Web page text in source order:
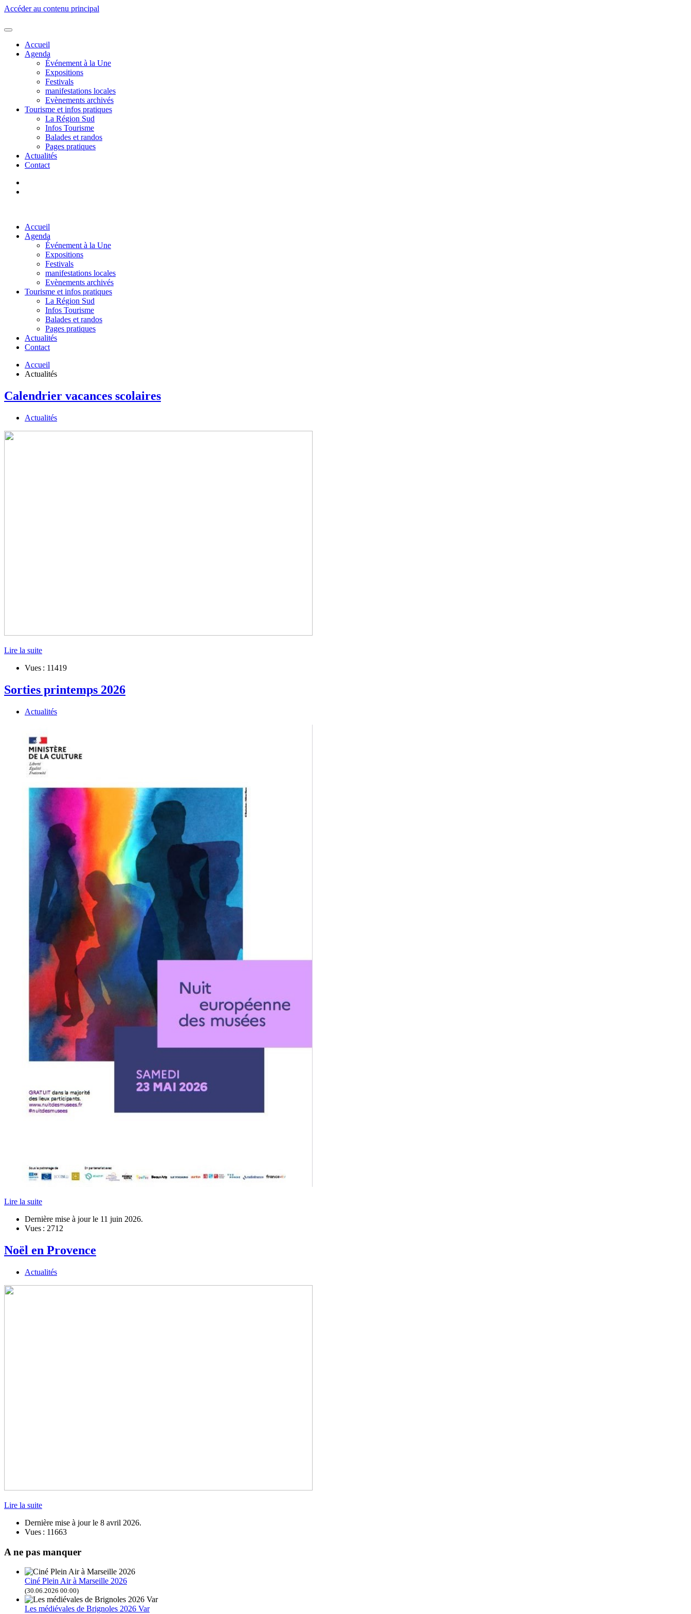
Accéder au contenu principal
Accueil
Agenda
Événement à la Une
Expositions
Festivals
manifestations locales
Evènements archivés
Tourisme et infos pratiques
La Région Sud
Infos Tourisme
Balades et randos
Pages pratiques
Actualités
Contact
Accueil
Agenda
Événement à la Une
Expositions
Festivals
manifestations locales
Evènements archivés
Tourisme et infos pratiques
La Région Sud
Infos Tourisme
Balades et randos
Pages pratiques
Actualités
Contact
Accueil
Actualités
Calendrier vacances scolaires
Actualités
Lire la suite
Vues : 11419
Sorties printemps 2026
Actualités
Lire la suite
Dernière mise à jour le 11 juin 2026.
Vues : 2712
Noël en Provence
Actualités
Lire la suite
Dernière mise à jour le 8 avril 2026.
Vues : 11663
A ne pas manquer
Ciné Plein Air à Marseille 2026
(30.06.2026 00:00)
Les médiévales de Brignoles 2026 Var